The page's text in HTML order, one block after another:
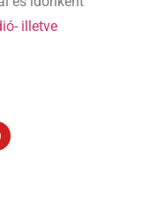
illetve